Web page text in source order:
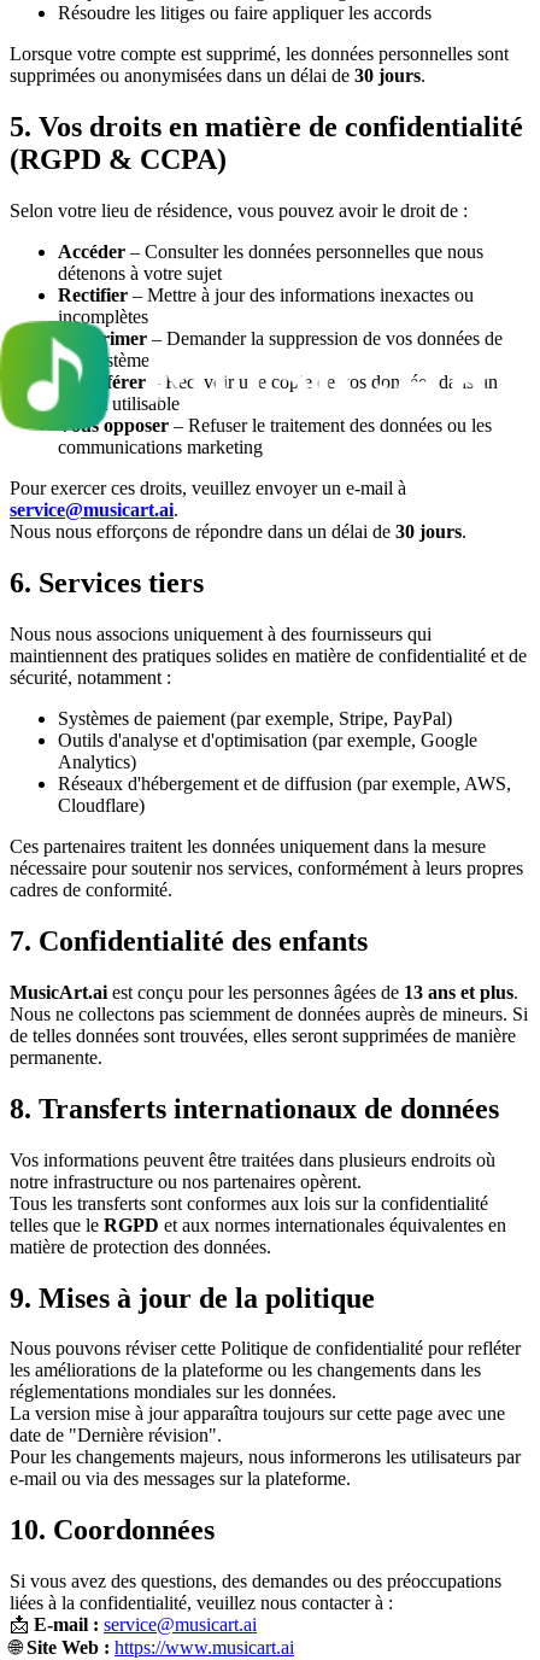
Résoudre les litiges ou faire appliquer les accords
Lorsque votre compte est supprimé, les données personnelles sont
supprimées ou anonymisées dans un délai de 30 jours.
5. Vos droits en matière de confidentialité
(RGPD & CCPA)
Selon votre lieu de résidence, vous pouvez avoir le droit de :
Accéder – Consulter les données personnelles que nous
détenons à votre sujet
Rectifier – Mettre à jour des informations inexactes ou
incomplètes
Supprimer – Demander la suppression de vos données de
nos systèmes
Transférer – Recevoir une copie de vos données dans un
format utilisable
Vous opposer – Refuser le traitement des données ou les
communications marketing
Pour exercer ces droits, veuillez envoyer un e-mail à
service@musicart.ai.
Nous nous efforçons de répondre dans un délai de 30 jours.
6. Services tiers
Nous nous associons uniquement à des fournisseurs qui
maintiennent des pratiques solides en matière de confidentialité et de
sécurité, notamment :
Systèmes de paiement (par exemple, Stripe, PayPal)
Outils d'analyse et d'optimisation (par exemple, Google
Analytics)
Réseaux d'hébergement et de diffusion (par exemple, AWS,
Cloudflare)
Ces partenaires traitent les données uniquement dans la mesure
nécessaire pour soutenir nos services, conformément à leurs propres
cadres de conformité.
7. Confidentialité des enfants
MusicArt.ai est conçu pour les personnes âgées de 13 ans et plus.
Nous ne collectons pas sciemment de données auprès de mineurs. Si
de telles données sont trouvées, elles seront supprimées de manière
permanente.
8. Transferts internationaux de données
Vos informations peuvent être traitées dans plusieurs endroits où
notre infrastructure ou nos partenaires opèrent.
Tous les transferts sont conformes aux lois sur la confidentialité
telles que le RGPD et aux normes internationales équivalentes en
matière de protection des données.
9. Mises à jour de la politique
Nous pouvons réviser cette Politique de confidentialité pour refléter
les améliorations de la plateforme ou les changements dans les
réglementations mondiales sur les données.
La version mise à jour apparaîtra toujours sur cette page avec une
date de "Dernière révision".
Pour les changements majeurs, nous informerons les utilisateurs par
e-mail ou via des messages sur la plateforme.
10. Coordonnées
Si vous avez des questions, des demandes ou des préoccupations
liées à la confidentialité, veuillez nous contacter à :
📩 E-mail : service@musicart.ai
🌐Site Web : https://www.musicart.ai